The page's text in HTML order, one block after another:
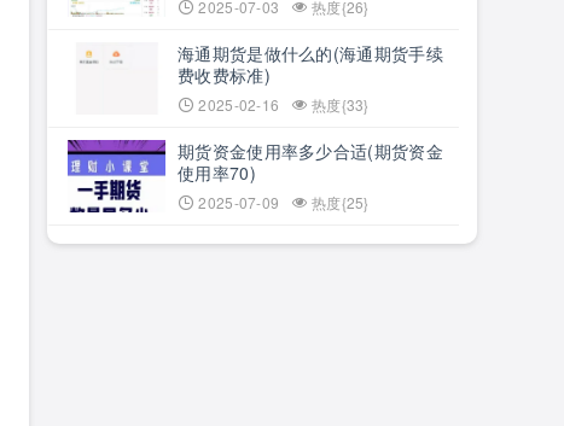
2025-07-03 热度{26}
海通期货是做什么的(海通期货手续
费收费标准)
2025-02-16 热度{33}
期货资金使用率多少合适(期货资金
使用率70)
2025-07-09 热度{25}